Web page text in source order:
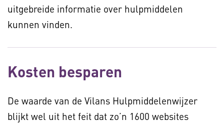
uitgebreide informatie over hulpmiddelen
kunnen vinden.
Kosten besparen
De waarde van de Vilans Hulpmiddelenwijzer
blijkt wel uit het feit dat zo’n 1600 websites